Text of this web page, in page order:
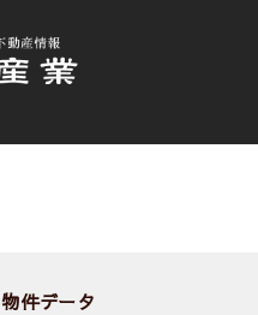
物件データ